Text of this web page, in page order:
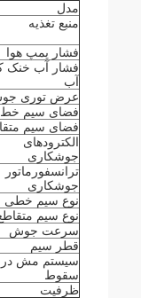
مدل
منبع تغذیه
فشار پمپ هوا
فشار آب خنک
آب
عرض توری
فضای سیم خط
فضای سیم
الکترودهای
جوشکاری
ترانسفورماتور
جوشکاری
نوع سیم خطی
نوع سیم
سرعت جوش
قطر سیم
سیستم مش در
سقوط
ظرفیت